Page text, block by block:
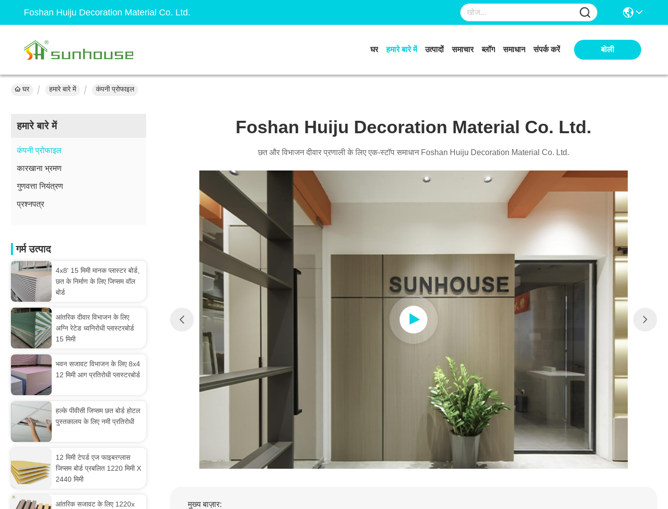
Foshan Huiju Decoration Material Co. Ltd.
घर हमारे बारे में उत्पादों समाचार ब्लॉग समाधान संपर्क करें बोली
घर हमारे बारे में कंपनी प्रोफाइल
हमारे बारे में
कंपनी प्रोफाइल
कारखाना भ्रमण
गुणवत्ता नियंत्रण
प्रश्नपत्र
गर्म उत्पाद
4x8' 15 मिमी मानक प्लास्टर बोर्ड,
छत के निर्माण के लिए जिप्सम वॉल
बोर्ड
आंतरिक दीवार विभाजन के लिए
अग्नि रेटेड ध्वनिरोधी प्लास्टरबोर्ड
15 मिमी
भवन सजावट विभाजन के लिए 8x4
12 मिमी आग प्रतिरोधी प्लास्टरबोर्ड
हल्के पीवीसी जिप्सम छत बोर्ड होटल
पुस्तकालय के लिए नमी प्रतिरोधी
12 मिमी टेपर्ड एज फाइबरग्लास
जिप्सम बोर्ड प्रबलित 1220 मिमी X
2440 मिमी
आंतरिक सजावट के लिए 1220x
Foshan Huiju Decoration Material Co. Ltd.
छत और विभाजन दीवार प्रणाली के लिए एक-स्टॉप समाधान Foshan Huiju Decoration Material Co. Ltd.
मुख्य बाज़ार: